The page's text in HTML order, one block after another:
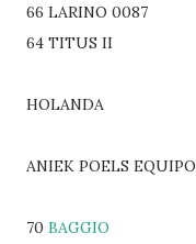
66 LARINO 0087
64 TITUS II
HOLANDA
ANIEK POELS EQUIPO
70 BAGGIO